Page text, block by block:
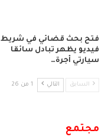
فتح بحث قضائي في شريط
فيديو يظهر تبادل سائقا
سيارتي أجرة…
السابق التالي 1 من 26
مجتمع